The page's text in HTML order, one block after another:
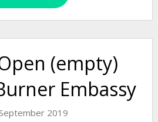
(empty)
Embassy
2019